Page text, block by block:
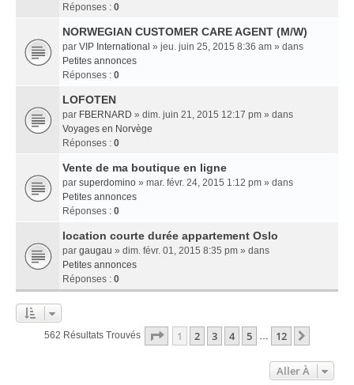
Réponses : 0
NORWEGIAN CUSTOMER CARE AGENT (M/W)
par VIP International » jeu. juin 25, 2015 8:36 am » dans
Petites annonces
Réponses : 0
LOFOTEN
par FBERNARD » dim. juin 21, 2015 12:17 pm » dans
Voyages en Norvège
Réponses : 0
Vente de ma boutique en ligne
par superdomino » mar. févr. 24, 2015 1:12 pm » dans
Petites annonces
Réponses : 0
location courte durée appartement Oslo
par gaugau » dim. févr. 01, 2015 8:35 pm » dans
Petites annonces
Réponses : 0
562 Résultats Trouvés Page 1Sur
1 2 3 4 5 … 12
Aller À